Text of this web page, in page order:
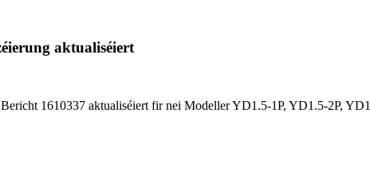
aktualiséiert
1610337 aktualiséiert fir nei Modeller YD1.5-1P, YD1.5-2P,